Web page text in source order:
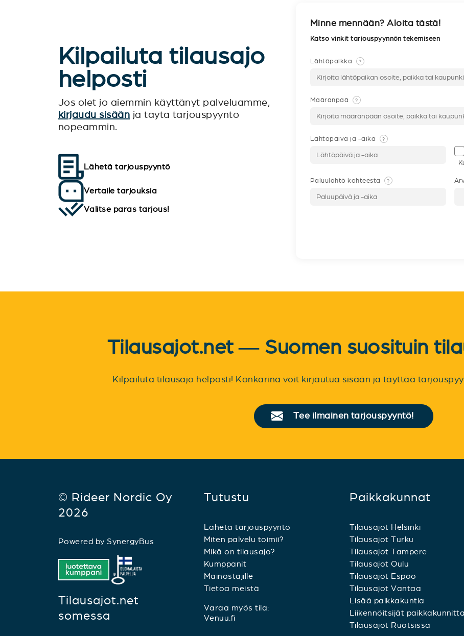
Kilpailuta tilausajo
helposti
Jos olet jo aiemmin käyttänyt palveluamme,
kirjaudu sisään ja täytä tarjouspyyntö
nopeammin.
Lähetä tarjouspyyntö
Vertaile tarjouksia
Valitse paras tarjous!
Minne mennään? Aloita tästä!
Katso vinkit tarjouspyynnön tekemiseen
Lähtöpaikka ?
Määränpää ?
Lähtöpäivä ja -aika ?
Paluulähtö kohteesta ?
Tilausajot.net — Suomen suosituin
Kilpailuta tilausajo helposti! Konkarina voit kirjautua sisään ja täyttää
Tee ilmainen tarjouspyyntö!
© Rideer Nordic Oy
2026
Powered by SynergyBus
Tilausajot.net
somessa
Tutustu
Lähetä tarjouspyyntö
Miten palvelu toimii?
Mikä on tilausajo?
Kumppanit
Mainostajille
Tietoa meistä
Varaa myös tila:
Venuu.fi
Paikkakunnat
Tilausajot Helsinki
Tilausajot Turku
Tilausajot Tampere
Tilausajot Oulu
Tilausajot Espoo
Tilausajot Vantaa
Lisää paikkakuntia
Liikennöitsijät
Tilausajot Ruotsissa